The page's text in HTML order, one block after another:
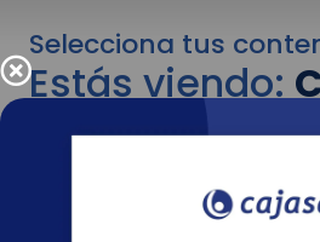
Selecciona tus
Estás viendo:
para
Para cambiar al contenido
adelante recuerda utilizar el